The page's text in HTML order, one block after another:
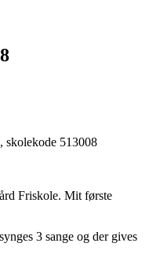
skolekode 513008
Friskole. Mit første
3 sange og der gives